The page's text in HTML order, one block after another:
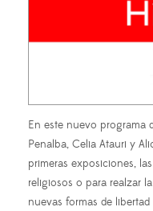
En este nuevo programa
Penalba, Celia Atauri y
primeras exposiciones,
religiosos o para realzar
nuevas formas de